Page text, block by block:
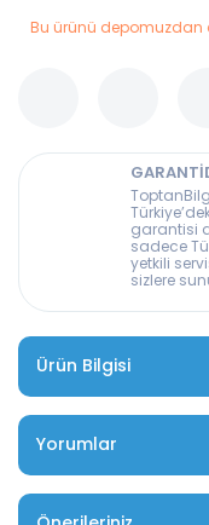
Bu ürünü depomuzdan
garantisi
sadece
yetkili
sizlere
Ürün Bilgisi
Yorumlar